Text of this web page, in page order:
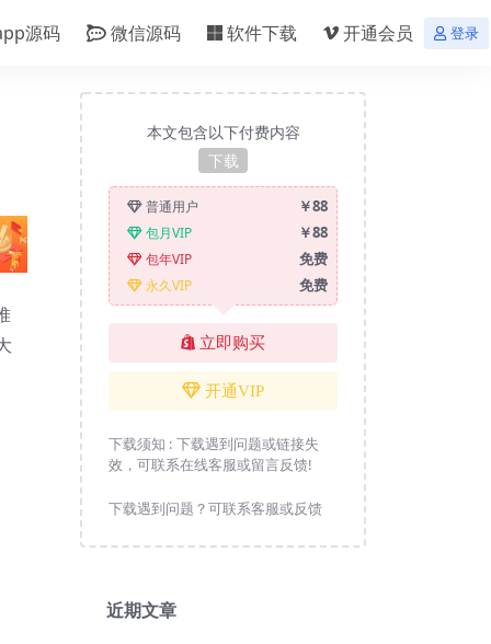
源码 微信源码 软件下载 开通会员 登录
本文包含以下付费内容
下载
普通用户 ￥88
包月VIP ￥88
包年VIP 免费
永久VIP 免费
立即购买
开通VIP
下载须知 : 下载遇到问题或链接失
效，可联系在线客服或留言反馈!
下载遇到问题？可联系客服或反馈
近期文章